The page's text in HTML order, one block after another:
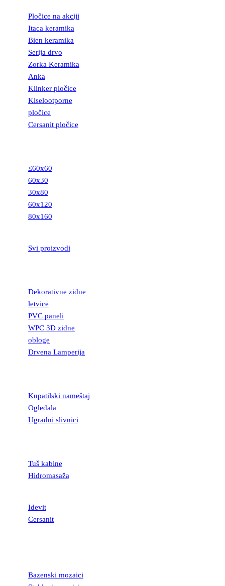
Pločice na akciji
Itaca keramika
Bien keramika
Serija drvo
Zorka Keramika
Anka
Klinker pločice
Kiselootporne
pločice
Cersanit pločice
≤60x60
60x30
30x80
60x120
80x160
Svi proizvodi
Dekorativne zidne
letvice
PVC paneli
WPC 3D zidne
obloge
Drvena Lamperija
Kupatilski nameštaj
Ogledala
Ugradni slivnici
Tuš kabine
Hidromasaža
Idevit
Cersanit
Bazenski mozaici